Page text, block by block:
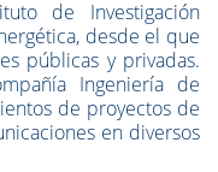
de Investigación
desde el que
públicas y privadas.
Ingeniería de
de proyectos de
en diversos